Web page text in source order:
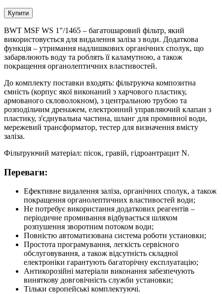
Купити
BWT MSF WS 1"/1465 – багатошаровий фільтр, який
використовується для видалення заліза з води. Додаткова
функція – утримання надлишкових органічних сполук, що
забарвлюють воду та роблять її каламутною, а також
покращення органолептичних властивостей.
До комплекту поставки входять: фільтруюча композитна
ємність (корпус якої виконаний з харчового пластику,
армованого скловолокном), з центральною трубою та
розподільчим дренажем, електронний управляючий клапан з
пластику, з'єднувальна частина, шланг для промивної води,
мережевий трансформатор, тестер для визначення вмісту
заліза.
Фільтруючий матеріал: пісок, гравій, гідроантрацит N.
Переваги:
Ефективне видалення заліза, органічних сполук, а також
покращення органолептичних властивостей води;
Не потребує використання додаткових реагентів –
періодичне промивання відбувається шляхом
розпушення зворотним потоком води;
Повністю автоматизована система роботи установки;
Простота програмування, легкість сервісного
обслуговування, а також відсутність складної
електроніки гарантують багаторічну експлуатацію;
Антикорозійні матеріали виконання забезпечують
виняткову довговічність служби установки;
Тільки європейські комплектуючі.